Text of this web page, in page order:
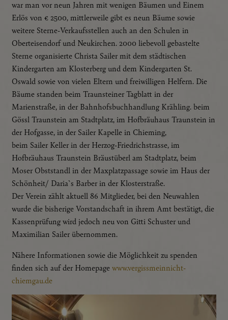
war man vor neun Jahren mit wenigen Bäumen und Einem
Erlös von € 2500, mittlerweile gibt es neun Bäume sowie
weitere Sterne-Verkaufsstellen auch an den Schulen in
Oberteisendorf und Neukirchen. 2000 liebevoll gebastelte
Sterne organisierte Christa Sailer mit dem städtischen
Kindergarten am Klosterberg und dem Kindergarten St.
Oswald sowie von vielen Eltern und freiwilligen Helfern. Die
Bäume standen beim Traunsteiner Tagblatt in der
Marienstraße, in der Bahnhofsbuchhandlung Krähling. beim
Gössl Traunstein am Stadtplatz, im Hofbräuhaus Traunstein in
der Hofgasse, in der Sailer Kapelle in Chieming,
beim Sailer Keller in der Herzog-Friedrichstrasse, im
Hofbräuhaus Traunstein Bräustüberl am Stadtplatz, beim
Moser Obststandl in der Maxplatzpassage sowie im Haus der
Schönheit/ Daria`s Barber in der Klosterstraße.
Der Verein zählt aktuell 86 Mitglieder, bei den Neuwahlen
wurde die bisherige Vorstandschaft in ihrem Amt bestätigt, die
Kassenprüfung wird jedoch neu von Gitti Schuster und
Maximilian Sailer übernommen.
Nähere Informationen sowie die Möglichkeit zu spenden
finden sich auf der Homepagewww.vergissmeinnicht-
chiemgau.de
Facebook Pixel
Google Analytics
Externe Medien
Wenn Cookies von externen Medien akzeptiert werden,
bedarf der Zugriff auf externe Inhalte keiner manuellen
Zustimmung mehr.
Google Maps
Eingebettete Inhalte
Essenziell
Essenzielle Cookies ermöglichen grundlegende
Funktionen und sind für die einwandfreie Funktion der
Website dringend erforderlich.
Spracheinstellungen